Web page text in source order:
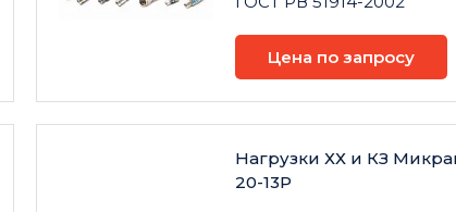
Цена по запросу
Нагрузки ХХ и КЗ
20-13Р